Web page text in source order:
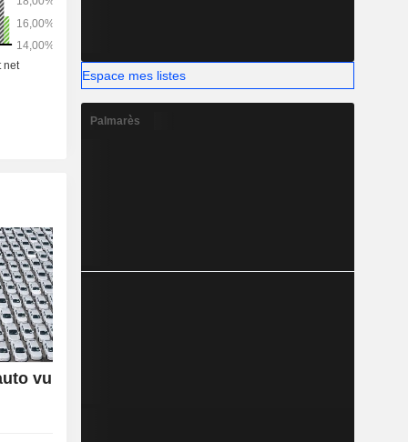
vu
Espace mes listes
Palmarès